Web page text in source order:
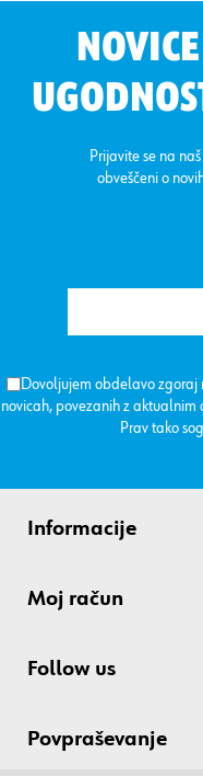
Prijavite se na
obveščeni o
Dovoljujem obdelavo
novicah, povezanih z
Prav tako
Informacije
Moj račun
Follow us
Povpraševanje